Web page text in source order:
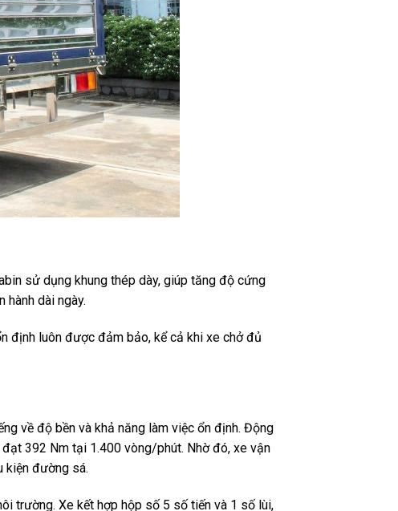
sử dụng khung thép dày, giúp tăng độ cứng
hành dài ngày.
định luôn được đảm bảo, kể cả khi xe chở đủ
về độ bền và khả năng làm việc ổn định. Động
392 Nm tại 1.400 vòng/phút. Nhờ đó, xe vận
kiện đường sá.
trường. Xe kết hợp hộp số 5 số tiến và 1 số lùi,